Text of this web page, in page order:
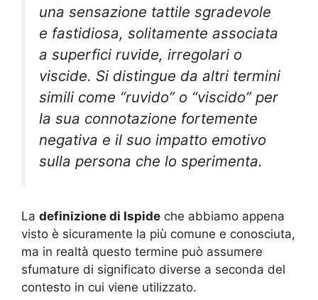
una sensazione tattile sgradevole
e fastidiosa, solitamente associata
a superfici ruvide, irregolari o
viscide. Si distingue da altri termini
simili come “ruvido” o “viscido” per
la sua connotazione fortemente
negativa e il suo impatto emotivo
sulla persona che lo sperimenta.
La definizione di Ispide che abbiamo appena
visto è sicuramente la più comune e conosciuta,
ma in realtà questo termine può assumere
sfumature di significato diverse a seconda del
contesto in cui viene utilizzato.